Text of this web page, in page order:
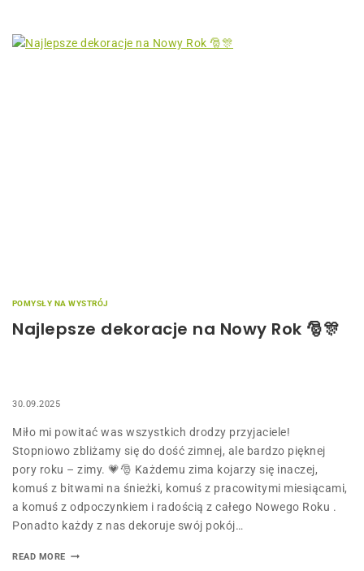
POMYSŁY NA WYSTRÓJ
Najlepsze dekoracje na Nowy Rok 🎅🎊
30.09.2025
Miło mi powitać was wszystkich drodzy przyjaciele!
Stopniowo zbliżamy się do dość zimnej, ale bardzo pięknej
pory roku – zimy. 💗🎅 Każdemu zima kojarzy się inaczej,
komuś z bitwami na śnieżki, komuś z pracowitymi miesiącami,
a komuś z odpoczynkiem i radością z całego Nowego Roku .
Ponadto każdy z nas dekoruje swój pokój…
READ MORE